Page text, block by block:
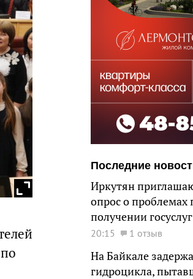
Последние
Иркутян
опрос о проблемах
получении госуслуг
20:15 1 отзыв
На Байкале
гидроцикла,